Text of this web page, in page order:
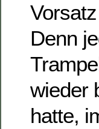
Denn
wieder
hatte,